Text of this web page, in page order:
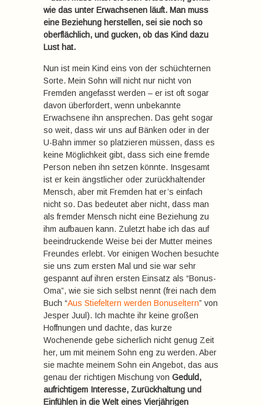
wie das unter Erwachsenen läuft. Man muss
eine Beziehung herstellen, sei sie noch so
oberflächlich, und gucken, ob das Kind dazu
Lust hat.
Nun ist mein Kind eins von der schüchternen
Sorte. Mein Sohn will nicht nur nicht von
Fremden angefasst werden – er ist oft sogar
davon überfordert, wenn unbekannte
Erwachsene ihn ansprechen. Das geht sogar
so weit, dass wir uns auf Bänken oder in der
U-Bahn immer so platzieren müssen, dass es
keine Möglichkeit gibt, dass sich eine fremde
Person neben ihn setzen könnte. Insgesamt
ist er kein ängstlicher oder zurückhaltender
Mensch, aber mit Fremden hat er’s einfach
nicht so. Das bedeutet aber nicht, dass man
als fremder Mensch nicht eine Beziehung zu
ihm aufbauen kann. Zuletzt habe ich das auf
beeindruckende Weise bei der Mutter meines
Freundes erlebt. Vor einigen Wochen besuchte
sie uns zum ersten Mal und sie war sehr
gespannt auf ihren ersten Einsatz als “Bonus-
Oma”, wie sie sich selbst nennt (frei nach dem
Buch “Aus Stiefeltern werden Bonuseltern” von
Jesper Juul). Ich machte ihr keine großen
Hoffnungen und dachte, das kurze
Wochenende gebe sicherlich nicht genug Zeit
her, um mit meinem Sohn eng zu werden. Aber
sie machte meinem Sohn ein Angebot, das aus
genau der richtigen Mischung von Geduld,
aufrichtigem Interesse, Zurückhaltung und
Einfühlen in die Welt eines Vierjährigen